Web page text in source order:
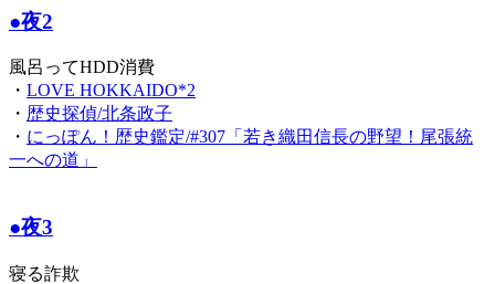
●夜2
風呂ってHDD消費
・ LOVE HOKKAIDO*2
・ 歴史探偵/北条政子
・ にっぽん！歴史鑑定/#307「若き織田信長の野望！尾張統
一への道」
●夜3
寝る詐欺